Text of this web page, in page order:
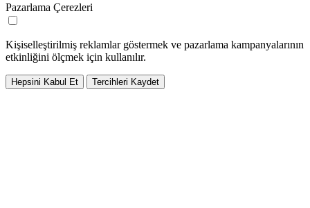
Pazarlama Çerezleri
Kişiselleştirilmiş reklamlar göstermek ve pazarlama kampanyalarının
etkinliğini ölçmek için kullanılır.
Hepsini Kabul Et Tercihleri Kaydet